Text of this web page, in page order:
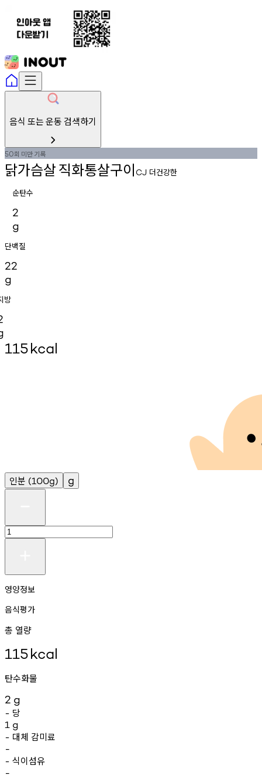
음식 또는 운동 검색하기
50회 미만기록
닭가슴살직화통살구이 CJ 더건강한
순탄수
2
g
단백질
22
g
방
115kcal
인분 (100g) g
영양정보
음식평가
총 열량
115kcal
탄수화물
2 g
- 당
1 g
- 대체 감미료
-
- 식이섬유
-